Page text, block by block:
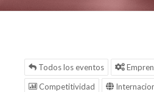
Todos los eventos
Competitividad